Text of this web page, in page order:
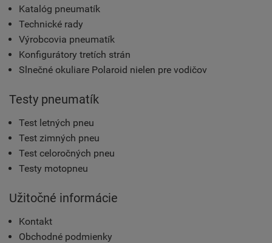
Katalóg pneumatík
Technické rady
Výrobcovia pneumatík
Konfigurátory tretích strán
Slnečné okuliare Polaroid nielen pre vodičov
Testy pneumatík
Test letných pneu
Test zimných pneu
Test celoročných pneu
Testy motopneu
Užitočné informácie
Kontakt
Obchodné podmienky